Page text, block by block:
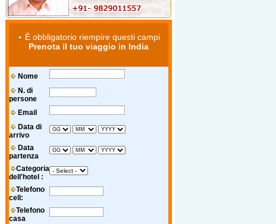
È obbligatorio riempire questi campi
Prenota il tuo viaggio in India
Nome
N. di
persone
Email
Data di
arrivo
Data
partenza
Categoria
dell'hotel :
Telefono
cell:
Telefono
casa